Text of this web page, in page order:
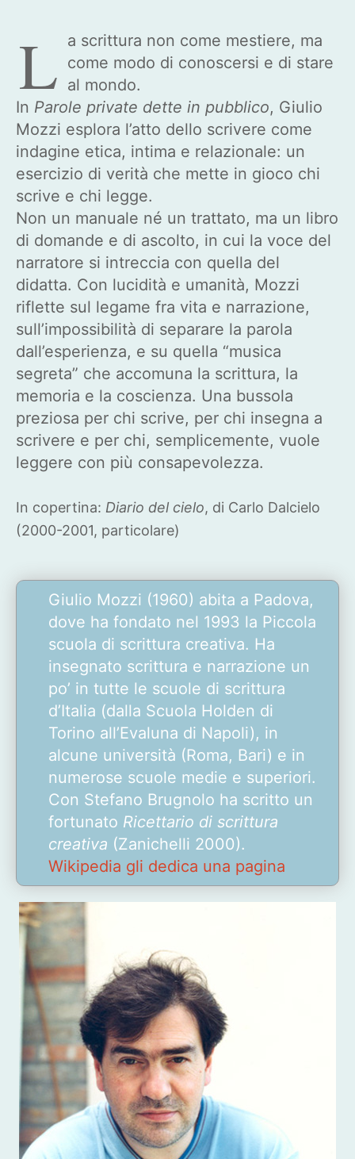
L a scrittura non come mestiere, ma
come modo di conoscersi e di stare
al mondo.
In Parole private dette in pubblico, Giulio
Mozzi esplora l’atto dello scrivere come
indagine etica, intima e relazionale: un
esercizio di verità che mette in gioco chi
scrive e chi legge.
Non un manuale né un trattato, ma un libro
di domande e di ascolto, in cui la voce del
narratore si intreccia con quella del
didatta. Con lucidità e umanità, Mozzi
riflette sul legame fra vita e narrazione,
sull’impossibilità di separare la parola
dall’esperienza, e su quella “musica
segreta” che accomuna la scrittura, la
memoria e la coscienza. Una bussola
preziosa per chi scrive, per chi insegna a
scrivere e per chi, semplicemente, vuole
leggere con più consapevolezza.
In copertina: Diario del cielo, di Carlo Dalcielo
(2000-2001, particolare)
Giulio Mozzi (1960) abita a Padova,
dove ha fondato nel 1993 la Piccola
scuola di scrittura creativa. Ha
insegnato scrittura e narrazione un
po’ in tutte le scuole di scrittura
d’Italia (dalla Scuola Holden di
Torino all’Evaluna di Napoli), in
alcune università (Roma, Bari) e in
numerose scuole medie e superiori.
Con Stefano Brugnolo ha scritto un
fortunato Ricettario di scrittura
creativa (Zanichelli 2000).
Wikipedia gli dedica una pagina